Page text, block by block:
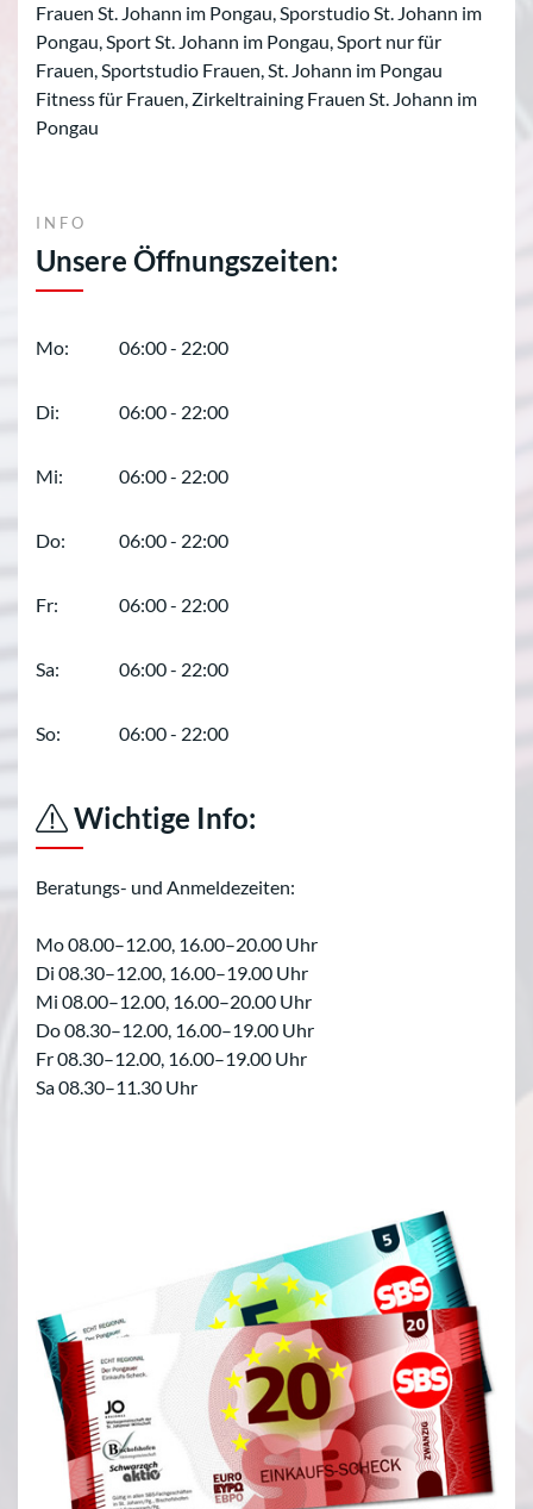
Frauen St. Johann im Pongau, Sporstudio St. Johann im
Pongau, Sport St. Johann im Pongau, Sport nur für
Frauen, Sportstudio Frauen, St. Johann im Pongau
Fitness für Frauen, Zirkeltraining Frauen St. Johann im
Pongau
INFO
Unsere Öffnungszeiten:
Mo: 06:00 - 22:00
Di: 06:00 - 22:00
Mi: 06:00 - 22:00
Do: 06:00 - 22:00
Fr: 06:00 - 22:00
Sa: 06:00 - 22:00
So: 06:00 - 22:00
Wichtige Info:
Beratungs- und Anmeldezeiten:
Mo 08.00–12.00, 16.00–20.00 Uhr
Di 08.30–12.00, 16.00–19.00 Uhr
Mi 08.00–12.00, 16.00–20.00 Uhr
Do 08.30–12.00, 16.00–19.00 Uhr
Fr 08.30–12.00, 16.00–19.00 Uhr
Sa 08.30–11.30 Uhr